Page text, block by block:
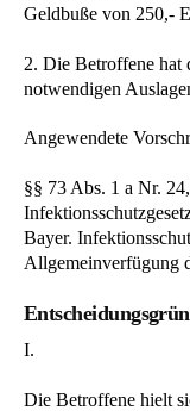
Geldbuße von 250,-
2. Die Betroffene hat
notwendigen
Angewendete
§§ 73 Abs. 1 a Nr.
Bayer.
Allgemeinverfügung
I.
Die Betroffene hielt